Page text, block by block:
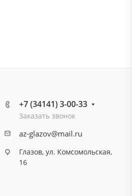
+7 (34141) 3-00-33
Заказать звонок
az-glazov@mail.ru
Глазов, ул. Комсомольская,
16